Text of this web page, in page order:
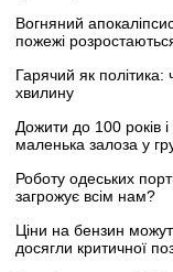
Вогняний
пожежі
Гарячий як
хвилину
Дожити до 100 років
маленька залоза у
Роботу одеських
загрожує всім нам?
Ціни на бензин
досягли критичної